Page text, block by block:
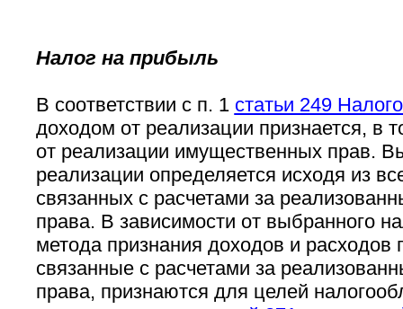
Налог на прибыль
В соответствии с п. 1 статьи 249
доходом от реализации признается, в
от реализации имущественных прав.
реализации определяется исходя из
связанных с расчетами за
права. В зависимости от выбранного
метода признания доходов и расходов
связанные с расчетами за
права, признаются для целей